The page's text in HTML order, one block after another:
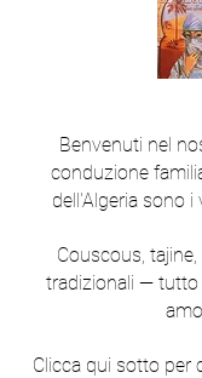
Benvenuti nel
conduzione
dell'Algeria sono
Couscous,
tradizionali —
Clicca qui sotto per